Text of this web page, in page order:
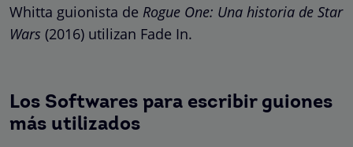
Whitta guionista de Rogue One: Una historia de Star
Wars (2016) utilizan Fade In.
Los Softwares para escribir guiones
más utilizados